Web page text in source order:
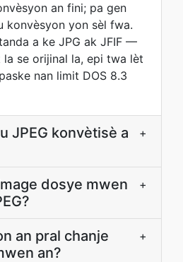
an fini; pa gen
konvèsyon yon sèl fwa.
a ke JPG ak JFIF —
se orijinal la, epi twa lèt
nan limit DOS 8.3
JPEG konvètisè a
+
dosye mwen
+
an pral chanje
an?
+